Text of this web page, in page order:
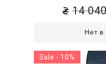
14
Нет в
Sale - 10%